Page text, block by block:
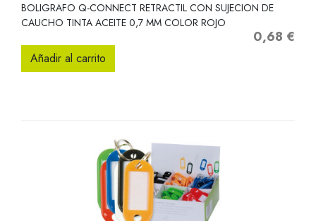
BOLIGRAFO Q-CONNECT RETRACTIL CON SUJECION DE
CAUCHO TINTA ACEITE 0,7 MM COLOR ROJO
Precio
0,68 €
Añadir al carrito